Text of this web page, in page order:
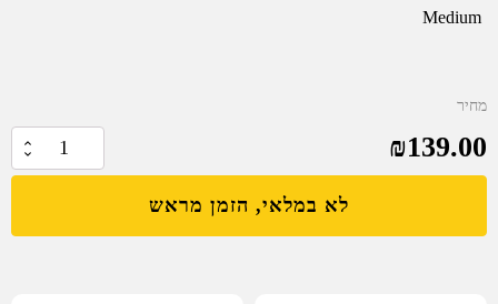
Medium
מחיר
₪139.00
של
לא במלאי, הזמן מראש